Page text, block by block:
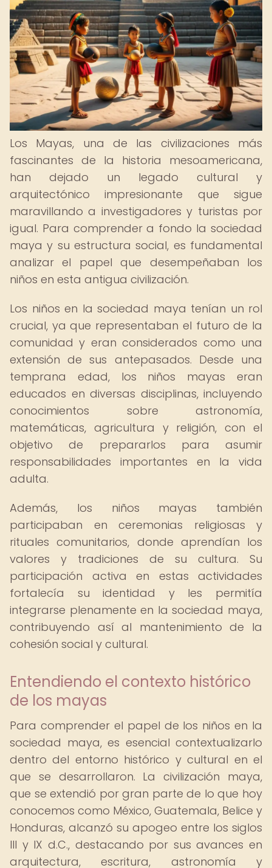
Los Mayas, una de las civilizaciones más
fascinantes de la historia mesoamericana,
han dejado un legado cultural y
arquitectónico impresionante que sigue
maravillando a investigadores y turistas por
igual. Para comprender a fondo la sociedad
maya y su estructura social, es fundamental
analizar el papel que desempeñaban los
niños en esta antigua civilización.
Los niños en la sociedad maya tenían un rol
crucial, ya que representaban el futuro de la
comunidad y eran considerados como una
extensión de sus antepasados. Desde una
temprana edad, los niños mayas eran
educados en diversas disciplinas, incluyendo
conocimientos sobre astronomía,
matemáticas, agricultura y religión, con el
objetivo de prepararlos para asumir
responsabilidades importantes en la vida
adulta.
Además, los niños mayas también
participaban en ceremonias religiosas y
rituales comunitarios, donde aprendían los
valores y tradiciones de su cultura. Su
participación activa en estas actividades
fortalecía su identidad y les permitía
integrarse plenamente en la sociedad maya,
contribuyendo así al mantenimiento de la
cohesión social y cultural.
Entendiendo el contexto histórico
de los mayas
Para comprender el papel de los niños en la
sociedad maya, es esencial contextualizarlo
dentro del entorno histórico y cultural en el
que se desarrollaron. La civilización maya,
que se extendió por gran parte de lo que hoy
conocemos como México, Guatemala, Belice y
Honduras, alcanzó su apogeo entre los siglos
III y IX d.C., destacando por sus avances en
arquitectura, escritura, astronomía y